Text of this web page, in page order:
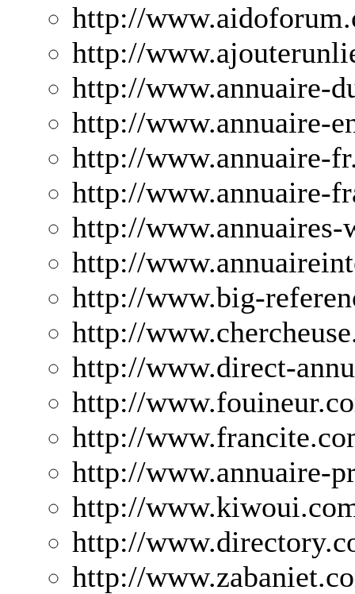
http://
http://
http://www.annuaire-
http://www.annuaire-
http://www.annuaire-
http://www.annuaire-
http://www.annuaires-
http://
http://www.big-
http://
http://www.direct-
http://
http://
http://www.annuaire-
http://
http://
http://